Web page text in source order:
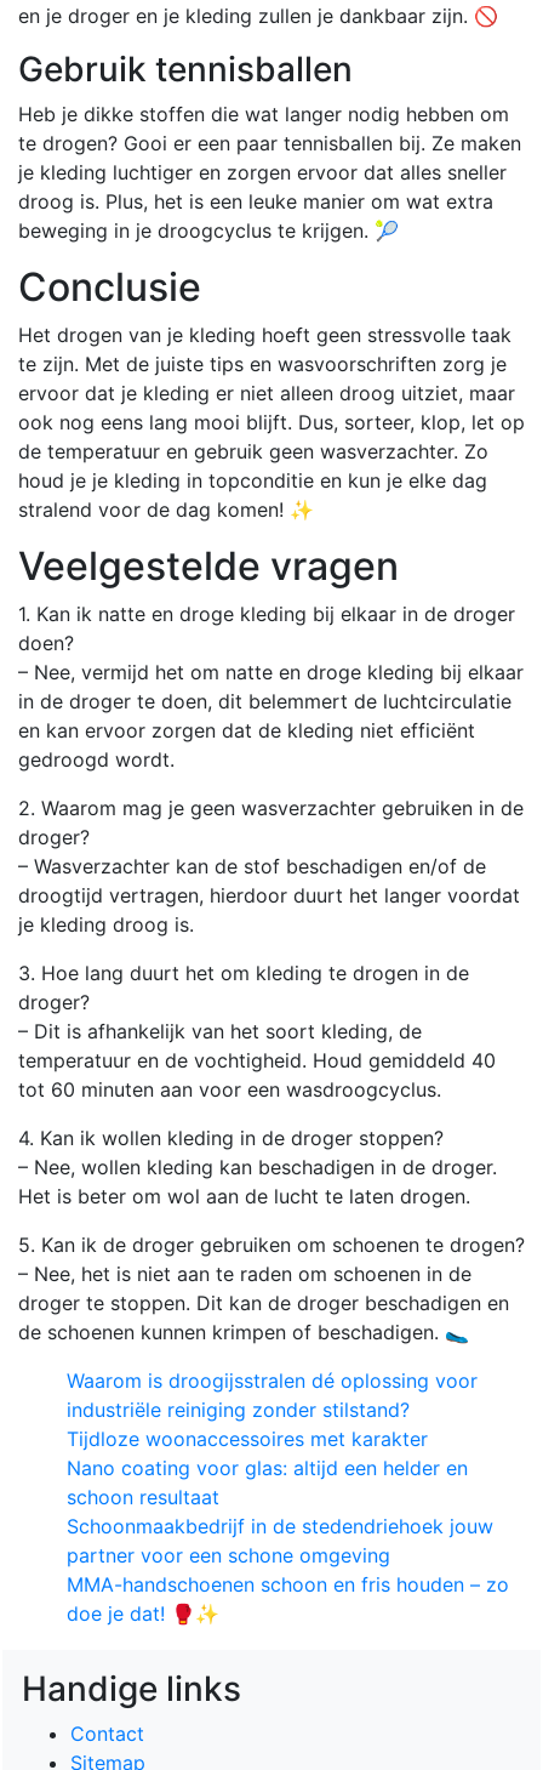
en je droger en je kleding zullen je dankbaar zijn. 🚫
Gebruik tennisballen
Heb je dikke stoffen die wat langer nodig hebben om
te drogen? Gooi er een paar tennisballen bij. Ze maken
je kleding luchtiger en zorgen ervoor dat alles sneller
droog is. Plus, het is een leuke manier om wat extra
beweging in je droogcyclus te krijgen. 🎾
Conclusie
Het drogen van je kleding hoeft geen stressvolle taak
te zijn. Met de juiste tips en wasvoorschriften zorg je
ervoor dat je kleding er niet alleen droog uitziet, maar
ook nog eens lang mooi blijft. Dus, sorteer, klop, let op
de temperatuur en gebruik geen wasverzachter. Zo
houd je je kleding in topconditie en kun je elke dag
stralend voor de dag komen! ✨
Veelgestelde vragen
1. Kan ik natte en droge kleding bij elkaar in de droger
doen?
– Nee, vermijd het om natte en droge kleding bij elkaar
in de droger te doen, dit belemmert de luchtcirculatie
en kan ervoor zorgen dat de kleding niet efficiënt
gedroogd wordt.
2. Waarom mag je geen wasverzachter gebruiken in de
droger?
– Wasverzachter kan de stof beschadigen en/of de
droogtijd vertragen, hierdoor duurt het langer voordat
je kleding droog is.
3. Hoe lang duurt het om kleding te drogen in de
droger?
– Dit is afhankelijk van het soort kleding, de
temperatuur en de vochtigheid. Houd gemiddeld 40
tot 60 minuten aan voor een wasdroogcyclus.
4. Kan ik wollen kleding in de droger stoppen?
– Nee, wollen kleding kan beschadigen in de droger.
Het is beter om wol aan de lucht te laten drogen.
5. Kan ik de droger gebruiken om schoenen te drogen?
– Nee, het is niet aan te raden om schoenen in de
droger te stoppen. Dit kan de droger beschadigen en
de schoenen kunnen krimpen of beschadigen. 🥿
Waarom is droogijsstralen dé oplossing voor
industriële reiniging zonder stilstand?
Tijdloze woonaccessoires met karakter
Nano coating voor glas: altijd een helder en
schoon resultaat
Schoonmaakbedrijf in de stedendriehoek jouw
partner voor een schone omgeving
MMA-handschoenen schoon en fris houden – zo
doe je dat! 🥊✨
Handige links
Contact
Sitemap